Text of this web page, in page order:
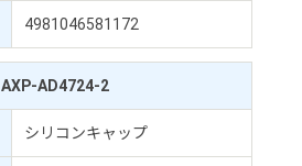
4981046581172
AXP-AD4724-2
シリコンキャップ